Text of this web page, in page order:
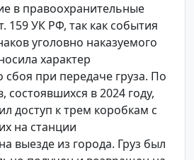
в правоохранительные
159 УК РФ, так как события
уголовно наказуемого
характер
сбоя при передаче груза. По
состоявшихся в 2024 году,
доступ к трем коробкам с
на станции
выезде из города. Груз был